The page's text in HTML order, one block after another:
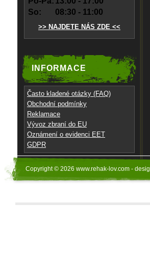
So:
08:30 - 11:00
>> NAJDETE NÁS ZDE <<
INFORMACE
Často kladené otázky (FAQ)
Obchodní podmínky
Reklamace
Vývoz zbraní do EU
Oznámení o evidenci EET
GDPR
Copyright © 2026 www.rehak-lov.com -